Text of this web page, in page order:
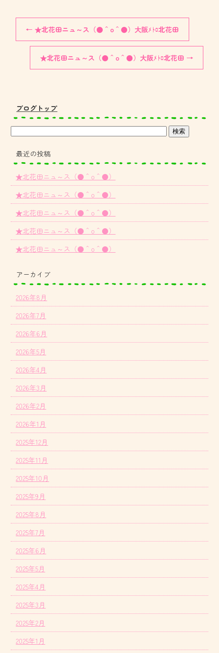
← ★北花田ニュ～ス（●＾o＾●）大阪ﾒﾄﾛ北花田
★北花田ニュ～ス（●＾o＾●）大阪ﾒﾄﾛ北花田 →
ブログトップ
最近の投稿
★北花田ニュ～ス（●＾o＾●）
★北花田ニュ～ス（●＾o＾●）
★北花田ニュ～ス（●＾o＾●）
★北花田ニュ～ス（●＾o＾●）
★北花田ニュ～ス（●＾o＾●）
アーカイブ
2026年8月
2026年7月
2026年6月
2026年5月
2026年4月
2026年3月
2026年2月
2026年1月
2025年12月
2025年11月
2025年10月
2025年9月
2025年8月
2025年7月
2025年6月
2025年5月
2025年4月
2025年3月
2025年2月
2025年1月